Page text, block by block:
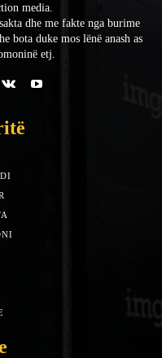
media.
dhe me fakte nga burime
bota duke mos lënë anash as
etj.